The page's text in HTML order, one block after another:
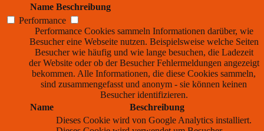
Name Beschreibung
Performance
Performance Cookies sammeln Informationen darüber, wie
Besucher eine Webseite nutzen. Beispielsweise welche Seiten
Besucher wie häufig und wie lange besuchen, die Ladezeit
der Website oder ob der Besucher Fehlermeldungen angezeigt
bekommen. Alle Informationen, die diese Cookies sammeln,
sind zusammengefasst und anonym - sie können keinen
Besucher identifizieren.
Name
Beschreibung
Dieses Cookie wird von Google Analytics installiert.